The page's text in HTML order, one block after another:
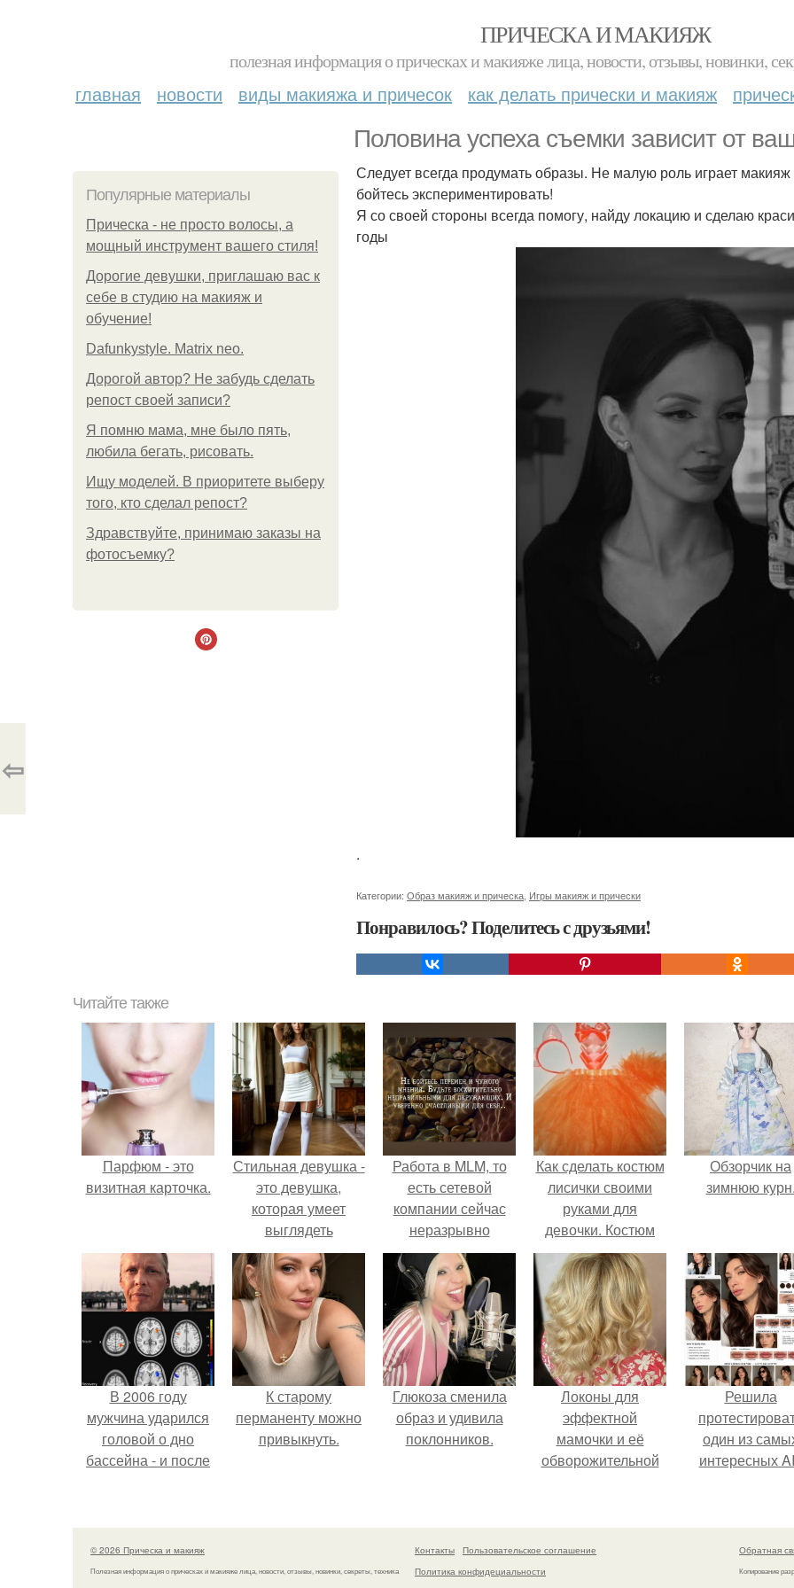
ПРИЧЕСКА И МАКИЯЖ
полезная информация о прическах и макияже лица, новости, отзывы, новинки,
главная новости виды макияжа и причесок как делать прически и макияж
Половина успеха съемки зависит от
Популярные материалы
Прическа - не просто волосы, а
мощный инструмент вашего стиля!
Дорогие девушки, приглашаю вас к
себе в студию на макияж и
обучение!
Dafunkystyle. Matrix neo.
Дорогой автор? Не забудь сделать
репост своей записи?
Я помню мама, мне было пять,
любила бегать, рисовать.
Ищу моделей. В приоритете выберу
того, кто сделал репост?
Здравствуйте, принимаю заказы на
фотосъемку?
Следует всегда продумать образы. Не малую роль играет
бойтесь экспериментировать!
Я со своей стороны всегда помогу, найду локацию и сделаю
годы
.
Категории: Образ макияж и прическа Игры макияж и прически
Понравилось? Поделитесь с друзьями!
⇦
Читайте также
Парфюм - это
визитная карточка.
Стильная девушка -
это девушка,
которая умеет
выглядеть
привлекательно и
элегантно в любои
ситуации.
Работа в MLM, то
есть сетевой
компании сейчас
неразрывно
связана с создание
своего контента,
своей страницы в
соц сетях.
Как сделать костюм
лисички своими
руками для
девочки. Костюм
лисы своими
руками — идеи и
варианта, как
сделать ребенку
костюм в домашних
условиях (фото и
видео)
Обзорчик на
зимнюю
В 2006 году
мужчина ударился
головой о дно
бассейна - и после
странным образом.
К старому
перманенту можно
привыкнуть.
Глюкоза сменила
образ и удивила
поклонников.
Локоны для
эффектной
мамочки и её
обворожительной
Решила
один из
интересных
© 2026 Прическа и макияж
Полезная информация о прическах и макияже лица, новости, отзывы, новинки, секреты, техника
Контакты
Пользовательское соглашение
Политика конфидециальности
Обратная
Копирование